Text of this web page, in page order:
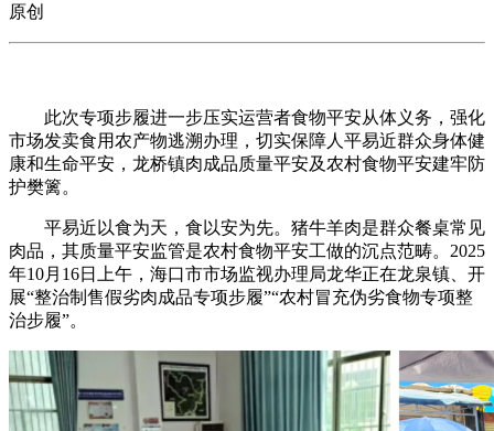
原创
此次专项步履进一步压实运营者食物平安从体义务，强化
市场发卖食用农产物逃溯办理，切实保障人平易近群众身体健
康和生命平安，龙桥镇肉成品质量平安及农村食物平安建牢防
护樊篱。
平易近以食为天，食以安为先。猪牛羊肉是群众餐桌常见
肉品，其质量平安监管是农村食物平安工做的沉点范畴。2025
年10月16日上午，海口市市场监视办理局龙华正在龙泉镇、开
展“整治制售假劣肉成品专项步履”“农村冒充伪劣食物专项整
治步履”。